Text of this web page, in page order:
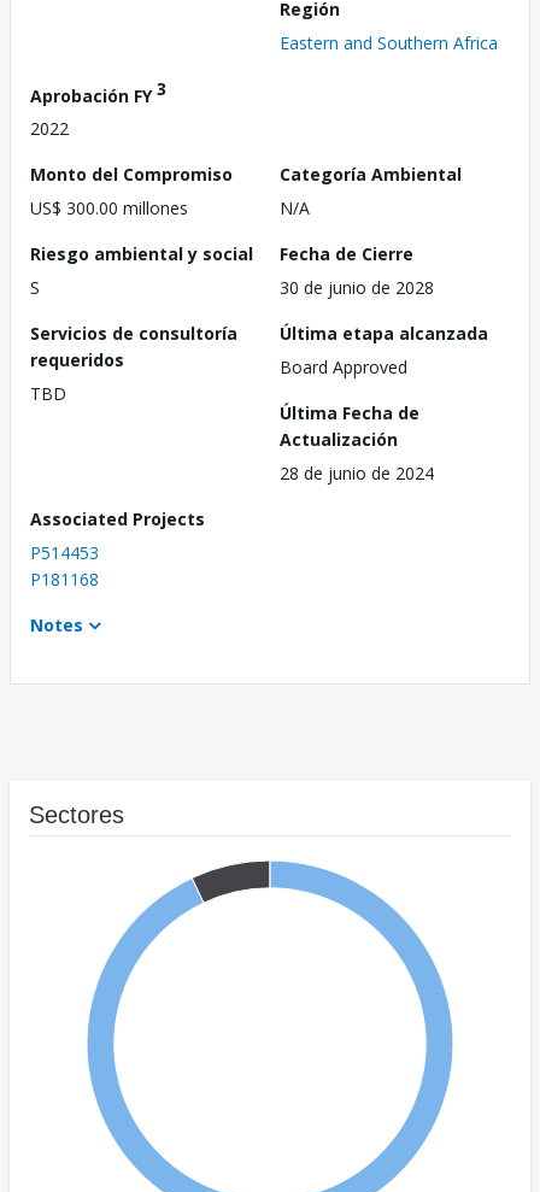
Región
Eastern and Southern Africa
Aprobación FY3
2022
Monto del Compromiso
US$ 300.00 millones
Categoría Ambiental
N/A
Riesgo ambiental y social
S
Fecha de Cierre
30 de junio de 2028
Servicios de consultoría
requeridos
TBD
Última etapa alcanzada
Board Approved
Última Fecha de
Actualización
28 de junio de 2024
Associated Projects
P514453
P181168
Notes
Sectores